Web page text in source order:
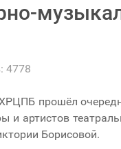
4778
прошёл
и артистов
Борисовой.